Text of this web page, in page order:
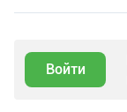
Войти